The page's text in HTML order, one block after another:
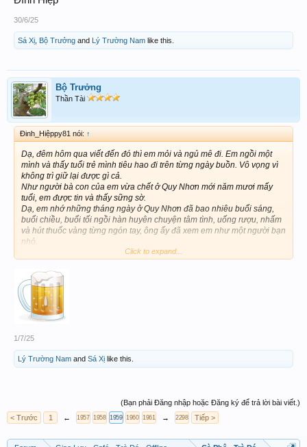
30/6/25
Sá Xị Bộ Trưởng and Lý Trường Nam like this.
Bộ Trưởng
Thần Tài
Đinh_Hiệppy81 nói: ↑
Dạ, đêm hôm qua viết đến đó thì em mỏi và ngủ mê đi. Em ngồi một
mình và thấy tuổi trẻ mình tiêu hao đi trên từng ngày buồn. Vô vọng vì
không trì giữ lại được gì cả.
Như người bà con của em vừa chết ở Quy Nhơn mới năm mươi mấy
tuổi, em được tin và thấy sững sờ.
Dạ, em nhớ những tháng ngày ở Quy Nhơn đã bao nhiêu buổi sáng,
buổi chiều, buổi tối ngồi hàn huyên chuyện tâm tình, uống rượu, nhấm
và hút thuốc vàng từng ngón tay, ông ấy đã xem em như một người bạn
nhỏ.
mầm độc dược có sẵn trong cơ thể mỗi người. Cho nên, mình không
định đoạt được gì cho mình. Cả sự sống lẫn sự chết. Anh trưởng có thể
thoáng thấy điều đó trong một lúc nào anh trưởng trở về hoàn toàn với
một cô tịch trong tâm hồn.
Dạ, em nghĩ rất nhiều về một ngày không còn màu sắc cùng ánh sáng
thương nhau. Ngày tháng cũng chỉ có một số vừa đủ cho từng đời
sống. Sau đó sẽ không còn gì phải không anh.
Đình Hiệp
Click to expand...
1/7/25
Lý Trường Nam and Sá Xị like this.
(Bạn phải Đăng nhập hoặc Đăng ký để trả lời bài viết.)
< Trước
1 ← 1957 1958 1959 1960 1961 → 2298 Tiếp >